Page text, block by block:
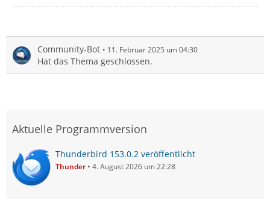
Community-Bot 11. Februar 2025 um 04:30
Hat das Thema geschlossen.
Aktuelle Programmversion
Thunderbird 153.0.2 veröffentlicht
Thunder 4. August 2026 um 22:28